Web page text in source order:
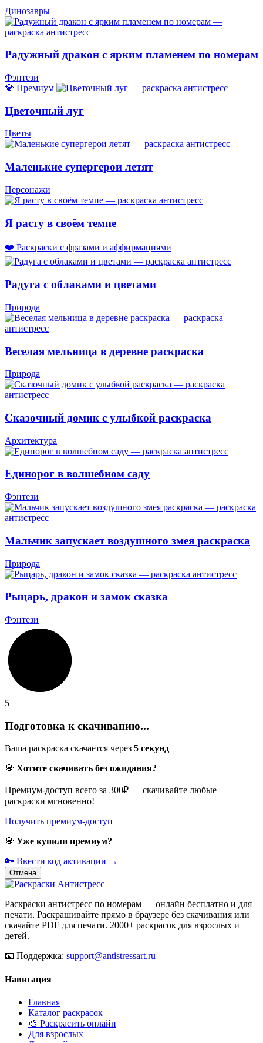
Динозавры
Радужный дракон с ярким пламенем по номерам
Фэнтези
💎 Премиум
Цветочный луг
Цветы
Маленькие супергерои летят
Персонажи
Я расту в своём темпе
❤️ Раскраски с фразами и аффирмациями
Радуга с облаками и цветами
Природа
Веселая мельница в деревне раскраска
Природа
Сказочный домик с улыбкой раскраска
Архитектура
Единорог в волшебном саду
Фэнтези
Мальчик запускает воздушного змея раскраска
Природа
Рыцарь, дракон и замок сказка
Фэнтези
5
Подготовка к скачиванию...
Ваша раскраска скачается через 5 секунд
💎 Хотите скачивать без ожидания?
Премиум-доступ всего за 300₽ — скачивайте любые
раскраски мгновенно!
Получить премиум-доступ
💎 Уже купили премиум?
🔑 Ввести код активации →
Отмена
Раскраски антистресс по номерам — онлайн бесплатно и для
печати. Раскрашивайте прямо в браузере без скачивания или
скачайте PDF для печати. 2000+ раскрасок для взрослых и
детей.
📧 Поддержка: support@antistressart.ru
Навигация
Главная
Каталог раскрасок
🎨 Раскрасить онлайн
Для взрослых